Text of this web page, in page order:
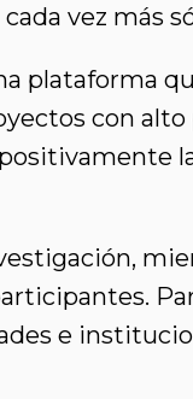
vez más
plataforma
con
e